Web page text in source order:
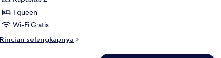
Rooms
Room
No
Ground
1 queen
Wi-Fi Gratis
Rincian selengkapnya
Rincian